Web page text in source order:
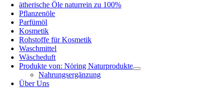
ätherische Öle naturrein zu 100%
Pflanzenöle
Parfümöl
Kosmetik
Rohstoffe für Kosmetik
Waschmittel
Wäscheduft
Produkte von: Nöring Naturprodukte
Nahrungsergänzung
Über Uns